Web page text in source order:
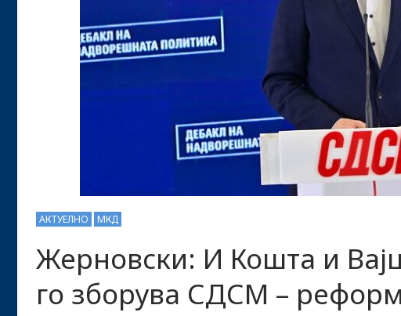
АКТУЕЛНО МКД
Жерновски: И Кошта и
го зборува СДСМ –